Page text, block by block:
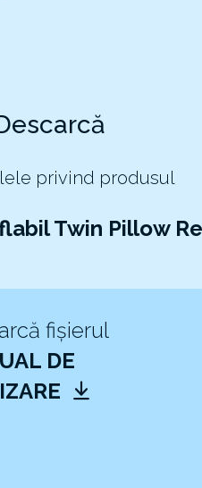
privind produsul
Twin Pillow
fișierul
DE